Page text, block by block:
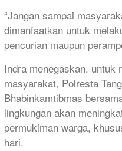
“Jangan sampai
dimanfaatkan untuk
pencurian maupun
Indra menegaskan, untuk
masyarakat, Polresta
Bhabinkamtibmas
lingkungan akan
permukiman warga,
hari.